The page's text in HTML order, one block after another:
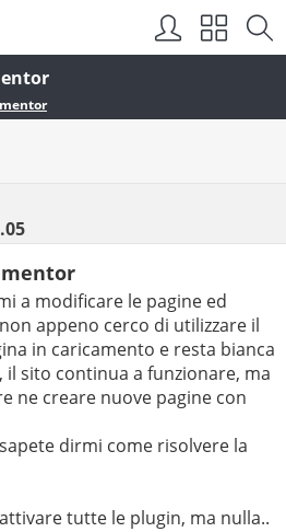
a modificare le pagine ed
appeno cerco di utilizzare il
in caricamento e resta bianca
sito continua a funzionare, ma
ne creare nuove pagine con
dirmi come risolvere la
tutte le plugin, ma nulla..